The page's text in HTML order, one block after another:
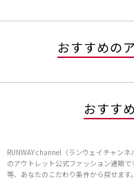
おすすめの
おすす
RUNWAY channel（ランウェイチャン
のアウトレット公式ファッション通販
等、あなたのこだわり条件から探せます